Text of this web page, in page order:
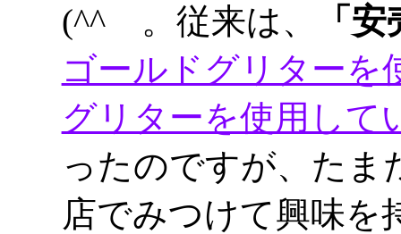
(^^ゞ。従来は、
「
ゴールドグリターを
グリターを使用して
ったのですが、たま
店でみつけて興味を